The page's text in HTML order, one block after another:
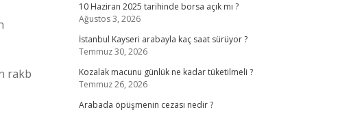
rakb
10 Haziran 2025 tarihinde borsa açık mı ?
Ağustos 3, 2026
İstanbul Kayseri arabayla kaç saat sürüyor ?
Temmuz 30, 2026
Kozalak macunu günlük ne kadar tüketilmeli ?
Temmuz 26, 2026
Arabada öpüşmenin cezası nedir ?